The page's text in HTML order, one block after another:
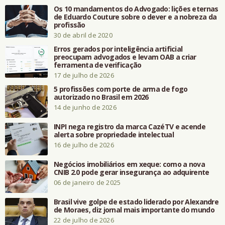
Os 10 mandamentos do Advogado: lições eternas
de Eduardo Couture sobre o dever e a nobreza da
profissão
30 de abril de 2020
Erros gerados por inteligência artificial
preocupam advogados e levam OAB a criar
ferramenta de verificação
17 de julho de 2026
5 profissões com porte de arma de fogo
autorizado no Brasil em 2026
14 de junho de 2026
INPI nega registro da marca CazéTV e acende
alerta sobre propriedade intelectual
16 de julho de 2026
Negócios imobiliários em xeque: como a nova
CNIB 2.0 pode gerar insegurança ao adquirente
06 de janeiro de 2025
Brasil vive golpe de estado liderado por Alexandre
de Moraes, diz jornal mais importante do mundo
22 de julho de 2026